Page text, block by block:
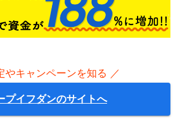
やキャンペーンを知る ／
プイフダンのサイトへ